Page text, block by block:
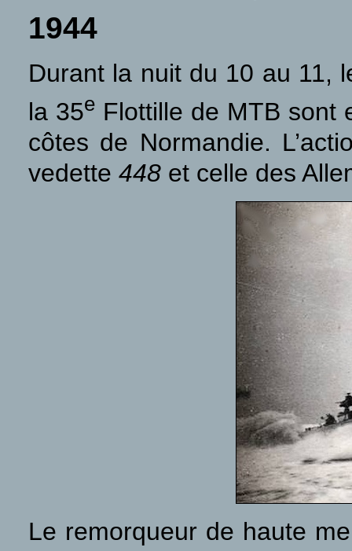
1944
Durant la nuit du 10 au 11,
la 35e Flottille de MTB sont
côtes de Normandie.
vedette 448 et celle des
Le remorqueur de haute